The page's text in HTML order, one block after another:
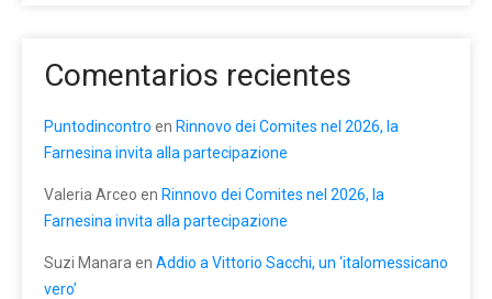
Comentarios recientes
Puntodincontro en Rinnovo dei Comites nel 2026, la
Farnesina invita alla partecipazione
Valeria Arceo en Rinnovo dei Comites nel 2026, la
Farnesina invita alla partecipazione
Suzi Manara en Addio a Vittorio Sacchi, un ‘italomessicano
vero’